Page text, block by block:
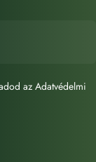
az Adatvédelmi